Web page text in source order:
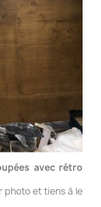
avec rétro
photo et tiens à le